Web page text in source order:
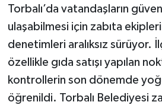
Torbalı’da vatandaşların
ulaşabilmesi için zabıta
denetimleri aralıksız sürüyor.
özellikle gıda satışı yapılan
kontrollerin son dönemde
öğrenildi. Torbalı Belediyesi